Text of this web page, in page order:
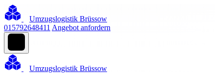
Umzugslogistik Brüssow
015792648411 Angebot anfordern
Umzugslogistik Brüssow